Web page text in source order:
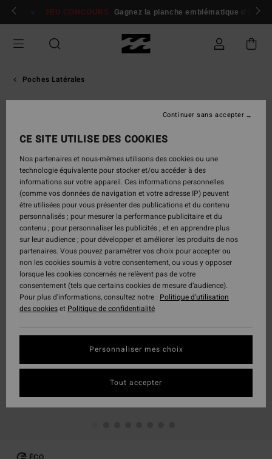
Passer
Se connecter / s'inscrire
JEU CONCOURS Gagnez la planche emblématique d'Andy
Poches Latérales
CE SITE UTILISE DES COOKIES
Nos partenaires et nous-mêmes utilisons des cookies ou une
technologie équivalente pour stocker et/ou accéder à des
informations sur votre appareil. Ces informations personnelles
(comme vos données de navigation et votre adresse IP) peuvent
être utilisées pour vous présenter des publications et du contenu
personnalisés ; pour mesurer la performance publicitaire et du
contenu ; pour personnaliser les publicités ; et en apprendre plus
sur leur audience ; pour développer et améliorer les produits de nos
partenaires. Vous pouvez paramétrer vos choix pour accepter ou
non les cookies soumis à votre consentement, ou vous y opposer
lorsque les cookies concernés ne relèvent pas de votre
consentement (tels que certains cookies de mesure d’audience).
Pour plus d'informations, consultez notre : Politique d'utilisation
des cookieset Politique de confidentialité
Personnaliser mes choix
Continuer sans accepter
Tout accepter